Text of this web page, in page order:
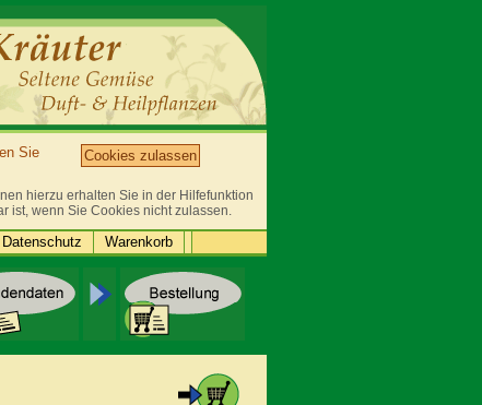
Sie
Cookies zulassen
hierzu erhalten Sie in der Hilfefunktion
ist, wenn Sie Cookies nicht zulassen.
Warenkorb